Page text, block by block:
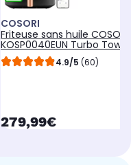
COSORI
Friteuse sans huile COSORI
KOSP0040EUN Turbo
Smart, 10,8 L, panier
4.9/5 (60)
currentPrice
279,99€